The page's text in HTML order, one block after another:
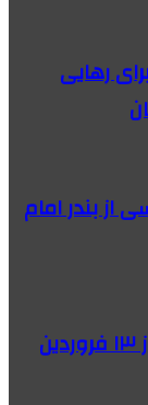
رهایی
از بندر امام